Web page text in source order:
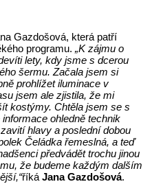
Gazdošová, která patří
programu.„K zájmu o
lety, kdy jsme s dcerou
šermu. Začala jsem si
prohlížet iluminace v
jsem ale zjistila, že mi
kostýmy. Chtěla jsem se s
ohledně technik
hlavy a poslední dobou
Čeládka řemeslná, a teď
předvádět trochu jinou
že budeme každým dalším
říkáJana Gazdošová.